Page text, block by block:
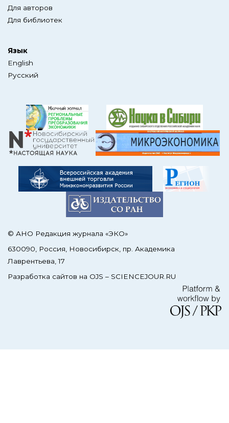
Для авторов
Для библиотек
Язык
English
Русский
© АНО Редакция журнала «ЭКО»
630090, Россия, Новосибирск, пр. Академика
Лаврентьева, 17
Разработка сайтов на OJS – SCIENCEJOUR.RU